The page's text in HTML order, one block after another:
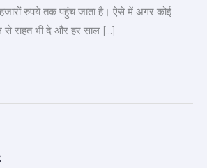
हजारों रुपये तक पहुंच जाता है। ऐसे में अगर कोई
से राहत भी दे और हर साल […]